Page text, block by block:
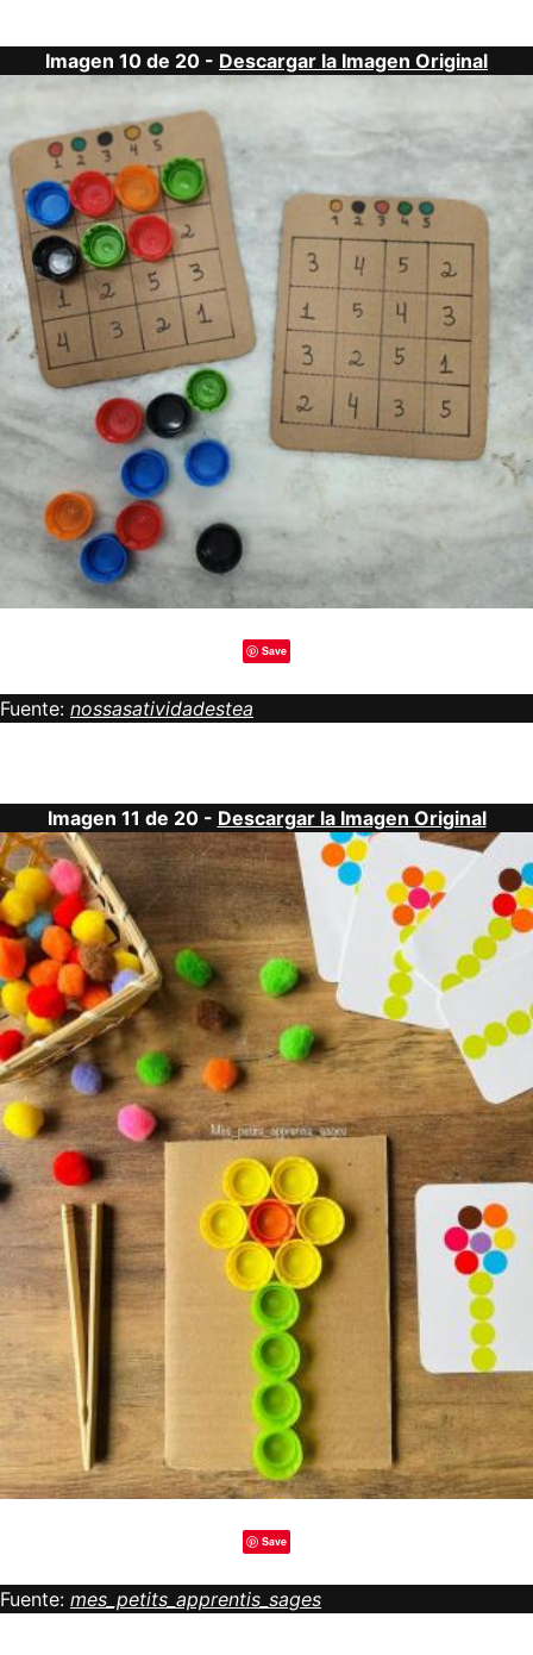
Imagen 10 de 20 - Descargar la Imagen Original
Save
Fuente: nossasatividadestea
Imagen 11 de 20 - Descargar la Imagen Original
Save
Fuente: mes_petits_apprentis_sages